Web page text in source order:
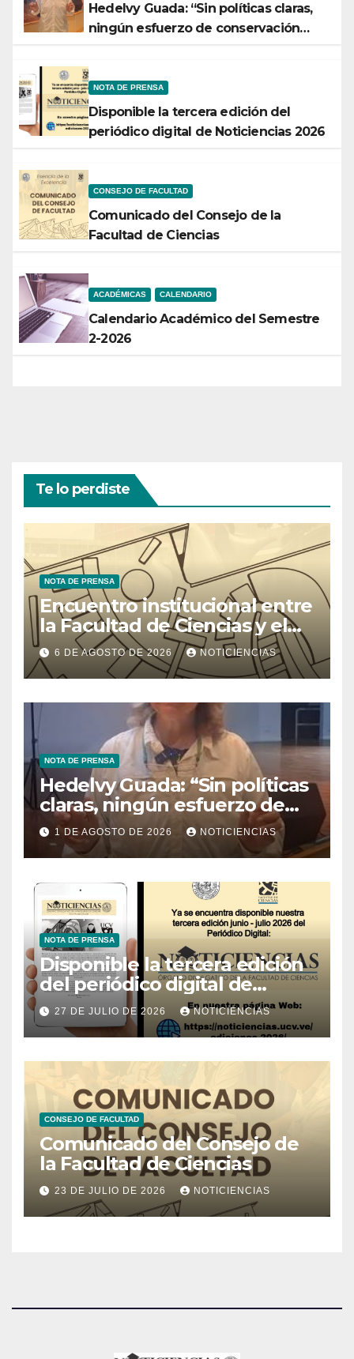
Hedelvy Guada: “Sin políticas claras,
ningún esfuerzo de conservación
NOTA DE PRENSA
Disponible la tercera edición del
periódico digital de Noticiencias 2026
CONSEJO DE FACULTAD
Comunicado del Consejo de la
Facultad de Ciencias
ACADÉMICAS CALENDARIO
Calendario Académico del Semestre
2-2026
Te lo perdiste
NOTA DE PRENSA
Encuentro institucional entre
la Facultad de Ciencias y el
Ministerio de Ciencia y
Tecnología
6 DE AGOSTO DE 2026 NOTICIENCIAS
NOTA DE PRENSA
Hedelvy Guada: “Sin políticas
claras, ningún esfuerzo de
conservación rendirá frutos”
1 DE AGOSTO DE 2026 NOTICIENCIAS
NOTA DE PRENSA
Disponible la tercera edición
del periódico digital de
Noticiencias 2026
27 DE JULIO DE 2026 NOTICIENCIAS
CONSEJO DE FACULTAD
Comunicado del Consejo de
la Facultad de Ciencias
23 DE JULIO DE 2026 NOTICIENCIAS